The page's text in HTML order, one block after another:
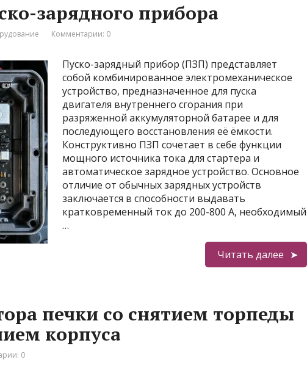
зарядного прибора
Комментарии: 0
Пуско-зарядный прибор (ПЗП) представляет
собой комбинированное электромеханическое
устройство, предназначенное для пуска
двигателя внутреннего сгорания при
разряженной аккумуляторной батарее и для
последующего восстановления её ёмкости.
Конструктивно ПЗП сочетает в себе функции
мощного источника тока для стартера и
автоматическое зарядное устройство. Основное
отличие от обычных зарядных устройств
заключается в способности выдавать
кратковременный ток до 200-800 А, необходимый
…
Читать далее
печки со снятием торпеды
корпуса
0